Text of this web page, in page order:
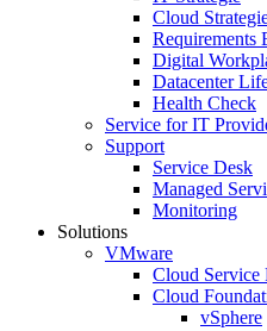
Cloud
Requirements
Digital
Datacenter
Health Check
Service for IT
Support
Service Desk
Managed
Monitoring
Solutions
VMware
Cloud Service
Cloud
vSphere